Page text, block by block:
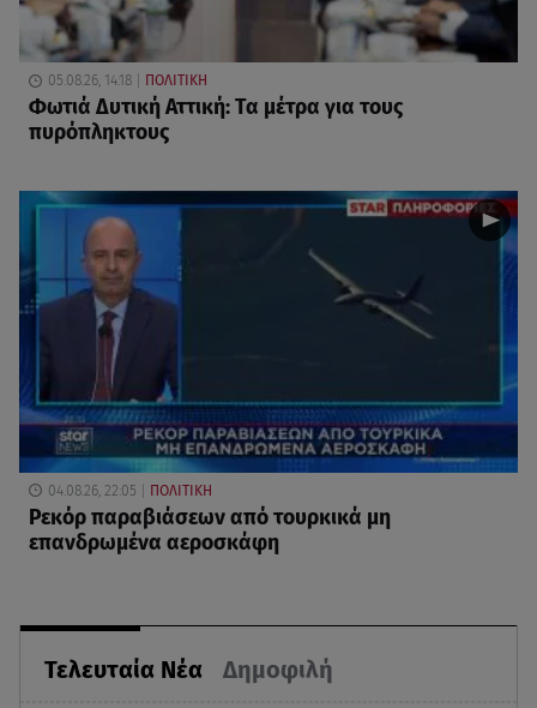
Τελευταία Νέα Δημοφιλή
05.08.26, 14:18 ΠΟΛΙΤΙΚΗ
Φωτιά Δυτική Αττική: Τα μέτρα για τους
πυρόπληκτους
04.08.26, 22:05 ΠΟΛΙΤΙΚΗ
Ρεκόρ παραβιάσεων από τουρκικά μη
επανδρωμένα αεροσκάφη